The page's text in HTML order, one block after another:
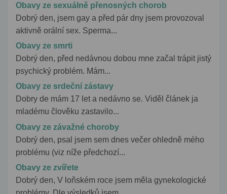
Obavy ze sexuálně přenosných chorob
Dobrý den, jsem gay a před pár dny jsem provozoval
aktivně orální sex. Sperma...
Obavy ze smrti
Dobrý den, před nedávnou dobou mne začal trápit jistý
psychický problém. Mám...
Obavy ze srdeční zástavy
Dobry de mám 17 let a nedávno se. Viděl článek ja
mladému člověku zastavilo...
Obavy ze závažné choroby
Dobrý den, psal jsem sem dnes večer ohledně mého
problému (viz níže předchozí...
Obavy ze zvířete
Dobrý den, V loňském roce jsem měla gynekologické